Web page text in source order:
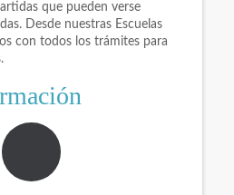
que pueden verse
Desde nuestras Escuelas
con todos los trámites para